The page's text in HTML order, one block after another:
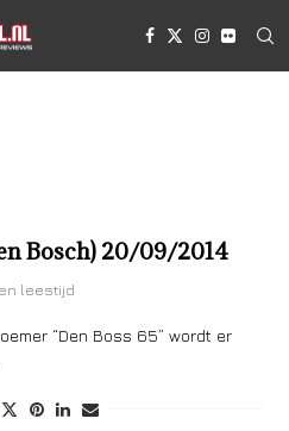
Bosch) 20/09/2014
leestijd
“Den Boss 65” wordt er